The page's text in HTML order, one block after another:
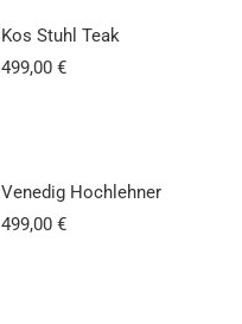
Kos Stuhl Teak
499,00 €
Venedig Hochlehner
499,00 €